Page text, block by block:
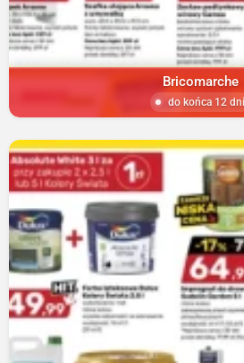
Bricomarche
do końca 12 dni